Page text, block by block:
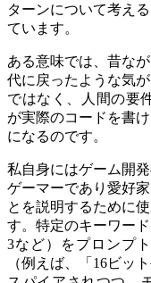
ターンについて考え
ています。
ある意味では、昔な
代に戻ったような気
ではなく、人間の要
が実際のコードを書
になるのです。
私自身にはゲーム開
ゲーマーであり愛好
とを説明するために
す。特定のキーワー
3など）をプロンプ
（例えば、「16ビッ